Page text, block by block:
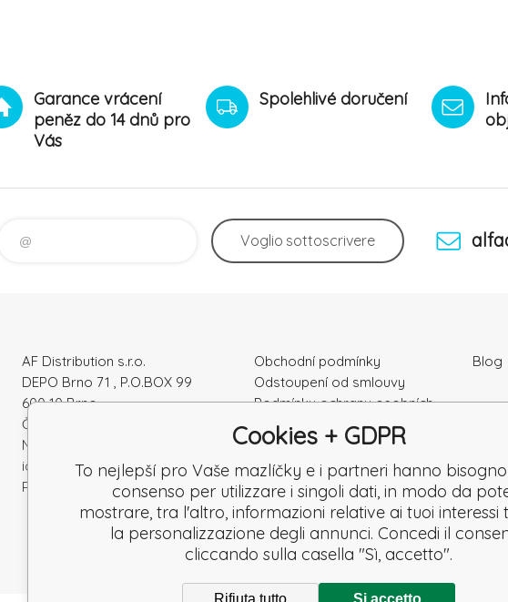
Garance vrácení
peněz do 14 dnů pro
Vás
Spolehlivé doručení
Voglio sottoscrivere
AF Distribution s.r.o.
DEPO Brno 71 , P.O.BOX 99
600 10 Brno
Česká republika
Numero di
identificazione: 52010180
Partita IVA: SK2120864328
Obchodní podmínky
Odstoupení od smlouvy
Podmínky ochrany osobních
údajú
Kontakty
Záruka a Reklamace
Reklamační formulář
Denuncia
Revisione
Blog
Cookies + GDPR
To nejlepší pro Vaše mazlíčky e i partneri hanno
consenso per utilizzare i singoli dati, in modo da
mostrare, tra l'altro, informazioni relative ai tuoi interessi
la personalizzazione degli annunci. Concedi il
cliccando sulla casella "Sì, accetto".
Rifiuta tutto Si accetto